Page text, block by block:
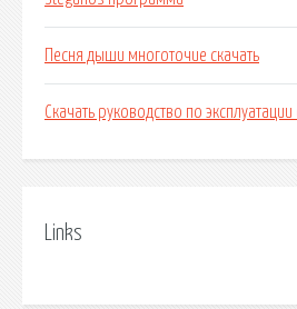
Песня дыши многоточие скачать
Скачать руководство по
Links